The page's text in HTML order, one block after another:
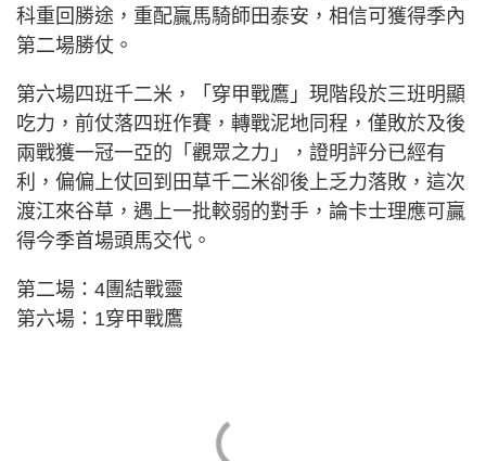
科重回勝途，重配贏馬騎師田泰安，相信可獲得季內
第二場勝仗。
第六場四班千二米，「穿甲戰鷹」現階段於三班明顯
吃力，前仗落四班作賽，轉戰泥地同程，僅敗於及後
兩戰獲一冠一亞的「觀眾之力」，證明評分已經有
利，偏偏上仗回到田草千二米卻後上乏力落敗，這次
渡江來谷草，遇上一批較弱的對手，論卡士理應可贏
得今季首場頭馬交代。
第二場：4團結戰靈
第六場：1穿甲戰鷹